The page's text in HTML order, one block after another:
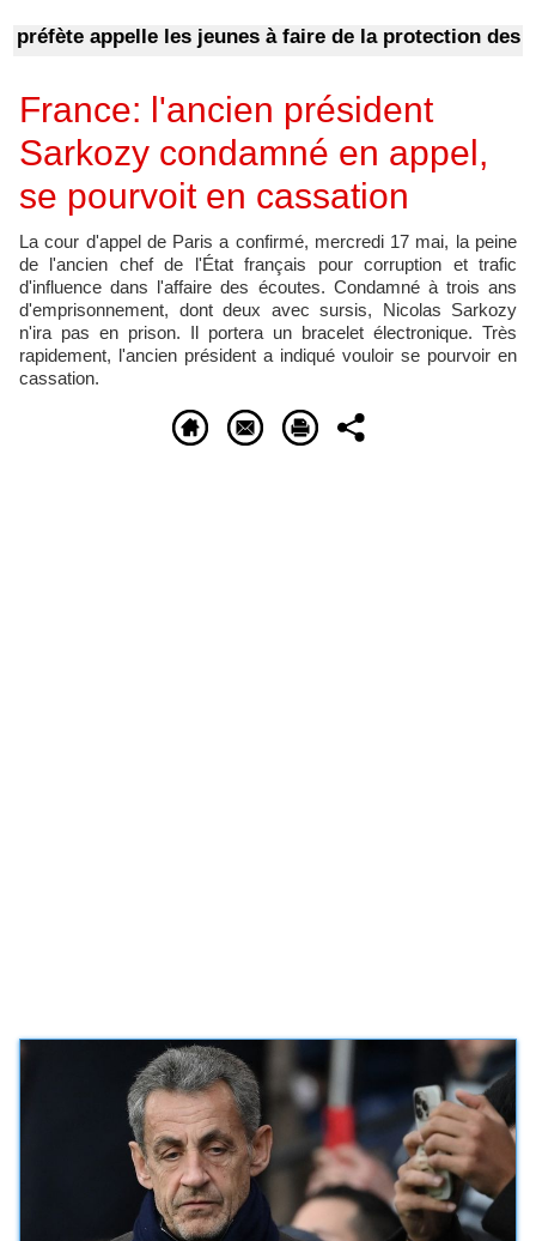
appelle les jeunes à faire de la protection des
France: l'ancien président
Sarkozy condamné en appel,
se pourvoit en cassation
La cour d'appel de Paris a confirmé, mercredi 17 mai, la peine
de l'ancien chef de l'État français pour corruption et trafic
d'influence dans l'affaire des écoutes. Condamné à trois ans
d'emprisonnement, dont deux avec sursis, Nicolas Sarkozy
n'ira pas en prison. Il portera un bracelet électronique. Très
rapidement, l'ancien président a indiqué vouloir se pourvoir en
cassation.